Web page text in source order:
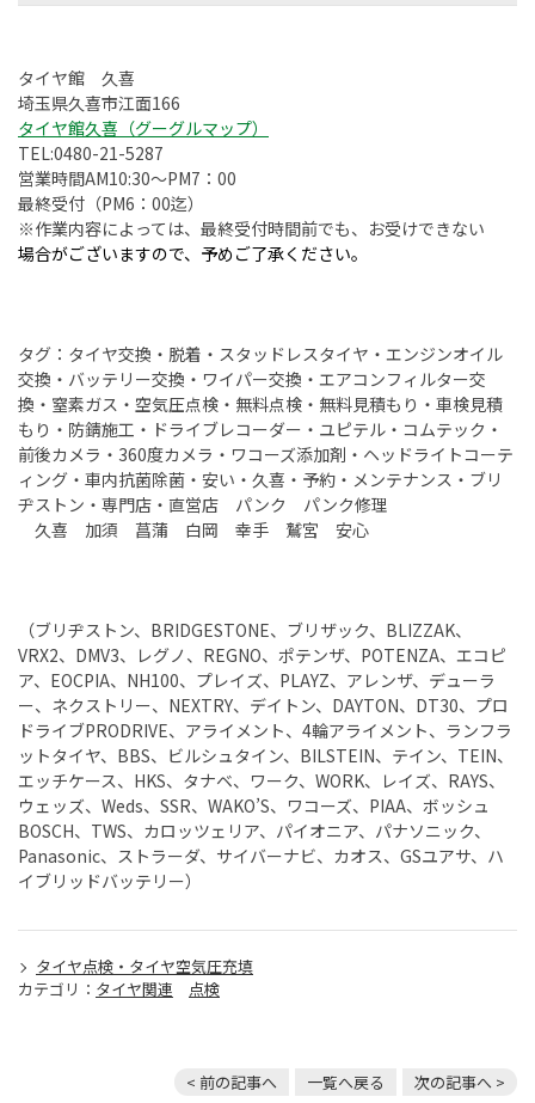
タイヤ館 久喜
埼玉県久喜市江面166
タイヤ館久喜（グーグルマップ）
TEL:0480-21-5287
営業時間AM10:30～PM7：00
最終受付（PM6：00迄）
※作業内容によっては、最終受付時間前でも、お受けできない
場合がございますので、予めご了承ください。
タグ：タイヤ交換・脱着・スタッドレスタイヤ・エンジンオイル
交換・バッテリー交換・ワイパー交換・エアコンフィルター交
換・窒素ガス・空気圧点検・無料点検・無料見積もり・車検見積
もり・防錆施工・ドライブレコーダー・ユピテル・コムテック・
前後カメラ・360度カメラ・ワコーズ添加剤・ヘッドライトコーテ
ィング・車内抗菌除菌・安い・久喜・予約・メンテナンス・ブリ
ヂストン・専門店・直営店 パンク パンク修理
久喜 加須 菖蒲 白岡 幸手 鷲宮 安心
（ブリヂストン、BRIDGESTONE、ブリザック、BLIZZAK、
VRX2、DMV3、レグノ、REGNO、ポテンザ、POTENZA、エコピ
ア、EOCPIA、NH100、プレイズ、PLAYZ、アレンザ、デューラ
ー、ネクストリー、NEXTRY、デイトン、DAYTON、DT30、プロ
ドライブPRODRIVE、アライメント、4輪アライメント、ランフラ
ットタイヤ、BBS、ビルシュタイン、BILSTEIN、テイン、TEIN、
エッチケース、HKS、タナベ、ワーク、WORK、レイズ、RAYS、
ウェッズ、Weds、SSR、WAKO’S、ワコーズ、PIAA、ボッシュ
BOSCH、TWS、カロッツェリア、パイオニア、パナソニック、
Panasonic、ストラーダ、サイバーナビ、カオス、GSユアサ、ハ
イブリッドバッテリー）
タイヤ点検・タイヤ空気圧充填
カテゴリ： タイヤ関連 点検
< 前の記事へ 一覧へ戻る 次の記事へ >